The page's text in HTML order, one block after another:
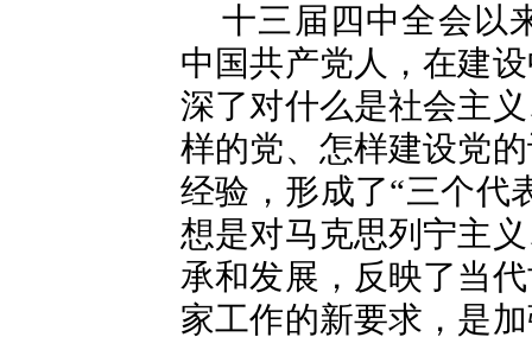
十三届四中全会以
中国共产党人，在建
深了对什么是社会主
样的党、怎样建设党
经验，形成了“三个代
想是对马克思列宁主
承和发展，反映了当
家工作的新要求，是